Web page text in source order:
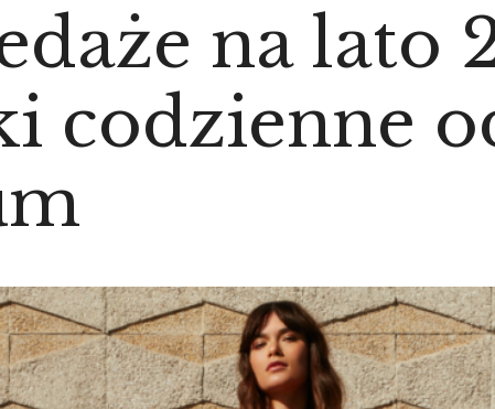
na lato
codzienne